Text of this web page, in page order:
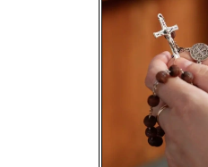
POGRZEBOWY
OPINIE
KONTAKT